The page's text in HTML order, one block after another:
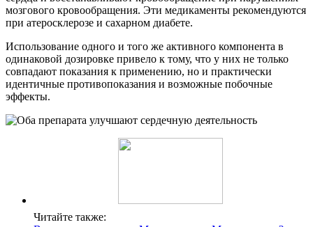
мозгового кровообращения. Эти медикаменты рекомендуются
при атеросклерозе и сахарном диабете.
Использование одного и того же активного компонента в
одинаковой дозировке привело к тому, что у них не только
совпадают показания к применению, но и практически
идентичные противопоказания и возможные побочные
эффекты.
Читайте также: